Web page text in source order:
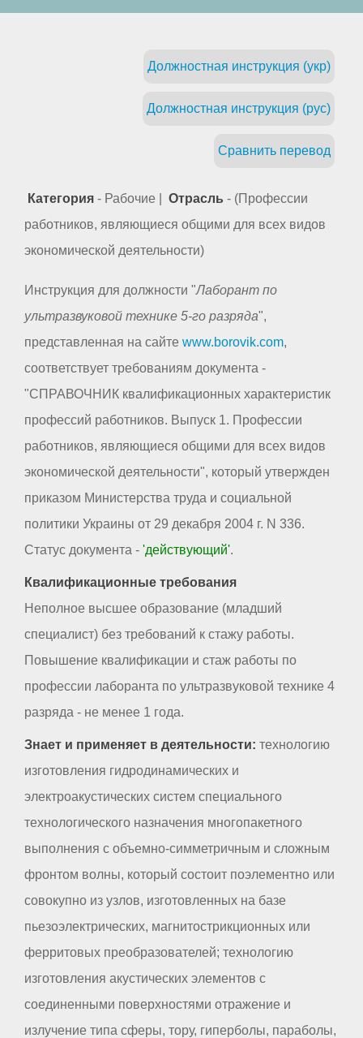
Должностная инструкция (укр)
Должностная инструкция (рус)
Сравнить перевод
Категория - Рабочие | Отрасль - (Профессии
работников, являющиеся общими для всех видов
экономической деятельности)
Инструкция для должности "Лаборант по
ультразвуковой технике 5-го разряда",
представленная на сайте www.borovik.com,
соответствует требованиям документа -
"СПРАВОЧНИК квалификационных характеристик
профессий работников. Выпуск 1. Профессии
работников, являющиеся общими для всех видов
экономической деятельности", который утвержден
приказом Министерства труда и социальной
политики Украины от 29 декабря 2004 г. N 336.
Статус документа - 'действующий'.
Квалификационные требования
Неполное высшее образование (младший
специалист) без требований к стажу работы.
Повышение квалификации и стаж работы по
профессии лаборанта по ультразвуковой технике 4
разряда - не менее 1 года.
Знает и применяет в деятельности: технологию
изготовления гидродинамических и
электроакустических систем специального
технологического назначения многопакетного
выполнения с объемно-симметричным и сложным
фронтом волны, который состоит поэлементно или
совокупно из узлов, изготовленных на базе
пьезоэлектрических, магнитострикционных или
ферритовых преобразователей; технологию
изготовления акустических элементов с
соединенными поверхностями отражение и
излучение типа сферы, тору, гиперболы, параболы,